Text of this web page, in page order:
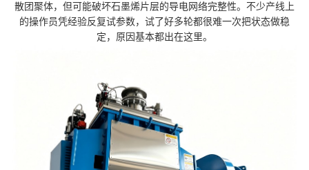
散团聚体，但可能破坏石墨烯片层的导电网络完整性。不少产线上
的操作员凭经验反复试参数，试了好多轮都很难一次把状态做稳
定，原因基本都出在这里。